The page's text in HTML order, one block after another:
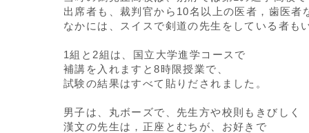
出席者も、裁判官から10名以上の医者，歯医者
なかには、スイスで剣道の先生をしている者も
1組と2組は、国立大学進学コースで
補講を入れますと8時限授業で、
試験の結果はすべて貼りだされました。
男子は、丸ボーズで、先生方や校則もきびしく
漢文の先生は，正座とむちが、お好きで